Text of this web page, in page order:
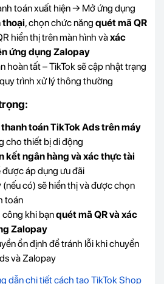
toán xuất hiện → Mở ứng dụng
thoại, chọn chức năng quét mã QR
hiển thị trên màn hình vàxác
ứng dụng Zalopay
hoàn tất – TikTok sẽ cập nhật trạng
trình xử lý thông thường
toán TikTok Ads trên máy
cho thiết bị di động
kết ngân hàng và xác thực tài
được áp dụng ưu đãi
(nếu có) sẽ hiển thị và được chọn
toán
khi bạnquét mã QR và xác
Zalopay
ổn định để tránh lỗi khi chuyển
và Zalopay
dẫn chi tiết cách tạo TikTok Shop